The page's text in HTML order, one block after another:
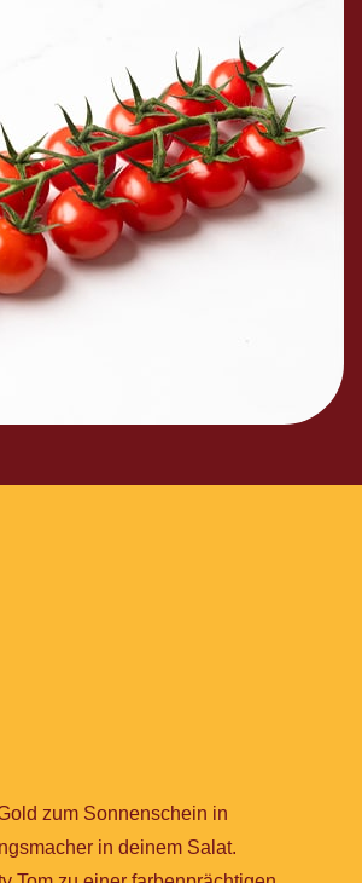
zum Sonnenschein in
in deinem Salat.